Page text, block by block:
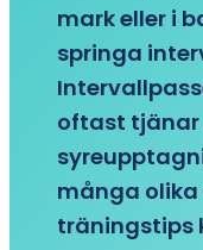
mark eller i
springa
oftast
många
träningstips